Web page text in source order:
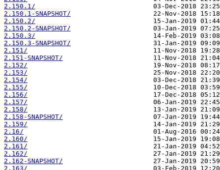
2.150.1/
2.150.1-SNAPSHOT/
2.150.2/
2.150.2-SNAPSHOT/
2.150.3/
2.150.3-SNAPSHOT/
2.151/
2.151-SNAPSHOT/
2.152/
2.153/
2.154/
2.155/
2.156/
2.157/
2.158/
2.158-SNAPSHOT/
2.159/
2.16/
2.160/
2.161/
2.162/
2.162-SNAPSHOT/
2.163/